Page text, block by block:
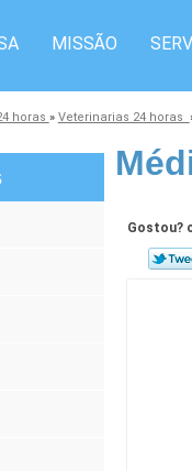
MISSÃO
horas » Veterinarias 24 horas
Gostou?